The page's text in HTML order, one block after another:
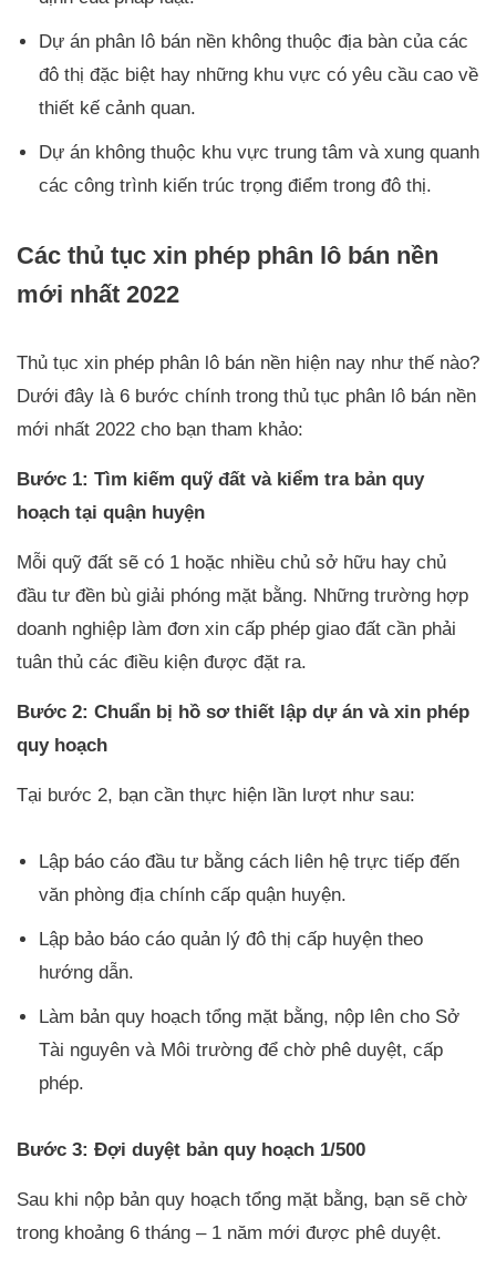
Dự án phân lô bán nền không thuộc địa bàn của các
đô thị đặc biệt hay những khu vực có yêu cầu cao về
thiết kế cảnh quan.
Dự án không thuộc khu vực trung tâm và xung quanh
các công trình kiến trúc trọng điểm trong đô thị.
Các thủ tục xin phép phân lô bán nền
mới nhất 2022
Thủ tục xin phép phân lô bán nền hiện nay như thế nào?
Dưới đây là 6 bước chính trong thủ tục phân lô bán nền
mới nhất 2022 cho bạn tham khảo:
Bước 1: Tìm kiếm quỹ đất và kiểm tra bản quy
hoạch tại quận huyện
Mỗi quỹ đất sẽ có 1 hoặc nhiều chủ sở hữu hay chủ
đầu tư đền bù giải phóng mặt bằng. Những trường hợp
doanh nghiệp làm đơn xin cấp phép giao đất cần phải
tuân thủ các điều kiện được đặt ra.
Bước 2: Chuẩn bị hồ sơ thiết lập dự án và xin phép
quy hoạch
Tại bước 2, bạn cần thực hiện lần lượt như sau:
Lập báo cáo đầu tư bằng cách liên hệ trực tiếp đến
văn phòng địa chính cấp quận huyện.
Lập bảo báo cáo quản lý đô thị cấp huyện theo
hướng dẫn.
Làm bản quy hoạch tổng mặt bằng, nộp lên cho Sở
Tài nguyên và Môi trường để chờ phê duyệt, cấp
phép.
Bước 3: Đợi duyệt bản quy hoạch 1/500
Sau khi nộp bản quy hoạch tổng mặt bằng, bạn sẽ chờ
trong khoảng 6 tháng – 1 năm mới được phê duyệt.